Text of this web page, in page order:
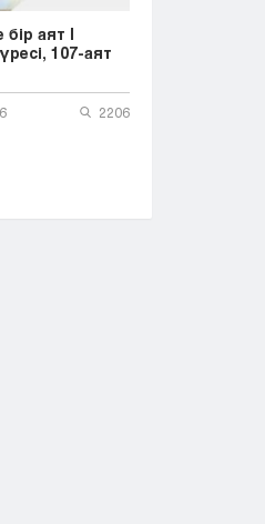
бір аят |
107-аят
2206